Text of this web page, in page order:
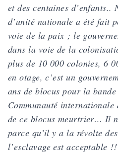
et des centaines d’enfants..
d’unité nationale a été fait
voie de la paix ; le
dans la voie de la
plus de 10 000 colonies, 6
en otage, c’est un
ans de blocus pour la
Communauté
de ce blocus meurtrier… Il
parce qu’il y a la révolte
l’esclavage est acceptable